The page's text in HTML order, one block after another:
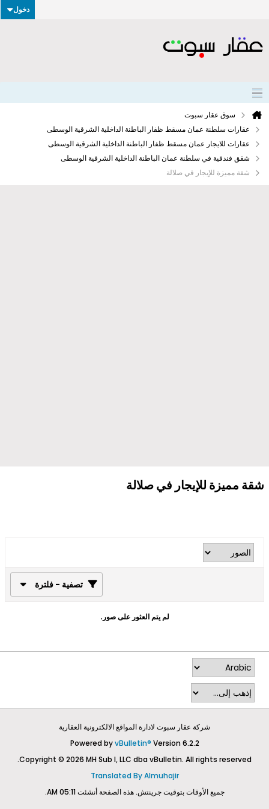
دخول
سوق عقار سبوت
عقارات سلطنة عمان مسقط ظفار الباطنة الداخلية الشرقية الوسطى
عقارات للايجار عمان مسقط ظفار الباطنة الداخلية الشرقية الوسطى
شقق فندقية في سلطنة عمان الباطنة الداخلية الشرقية الوسطى
شقة مميزة للإيجار في صلالة
شقة مميزة للإيجار في صلالة
تصفية - فلترة
لم يتم العثور على صور.
شركة عقار سبوت لادارة المواقع الالكترونية العقارية
Powered byvBulletin® Version 6.2.2
Copyright © 2026 MH Sub I, LLC dba vBulletin. All rights reserved.
Translated By Almuhajir
جميع الأوقات بتوقيت جرينتش. هذه الصفحة أنشئت 05:11 AM.